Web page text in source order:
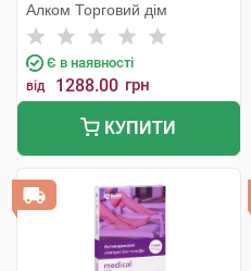
Алком Торговий дім
Є в наявності
від 1288.00 грн
КУПИТИ